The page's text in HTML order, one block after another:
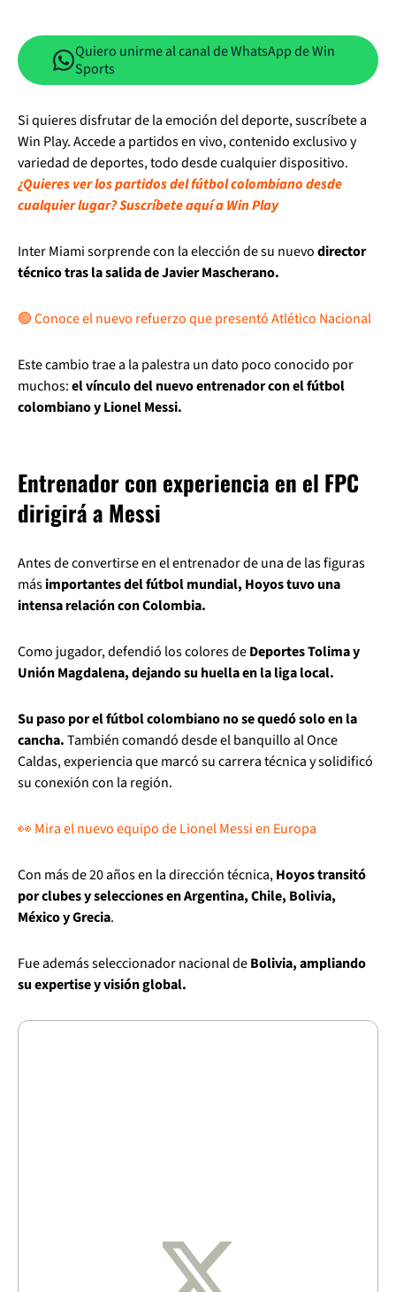
Quiero unirme al canal de WhatsApp de Win
Sports
Si quieres disfrutar de la emoción del deporte, suscríbete a
Win Play. Accede a partidos en vivo, contenido exclusivo y
variedad de deportes, todo desde cualquier dispositivo.
¿Quieres ver los partidos del fútbol colombiano desde
cualquier lugar? Suscríbete aquí a Win Play
Inter Miami sorprende con la elección de su nuevodirector
técnico tras la salida de Javier Mascherano.
🟢 Conoce el nuevo refuerzo que presentó Atlético Nacional
Este cambio trae a la palestra un dato poco conocido por
muchos:el vínculo del nuevo entrenador con el fútbol
colombiano y Lionel Messi.
Entrenador con experiencia en el FPC
dirigirá a Messi
Antes de convertirse en el entrenador de una de las figuras
másimportantes del fútbol mundial, Hoyos tuvo una
intensa relación con Colombia.
Como jugador, defendió los colores deDeportes Tolima y
Unión Magdalena, dejando su huella en la liga local.
Su paso por el fútbol colombiano no se quedó solo en la
cancha.También comandó desde el banquillo al Once
Caldas, experiencia que marcó su carrera técnica y solidificó
su conexión con la región.
👀 Mira el nuevo equipo de Lionel Messi en Europa
Con más de 20 años en la dirección técnica,Hoyos transitó
por clubes y selecciones en Argentina, Chile, Bolivia,
México y Grecia.
Fue además seleccionador nacional deBolivia, ampliando
su expertise y visión global.